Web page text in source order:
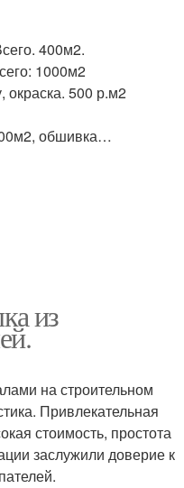
400м2.
1000м2
окраска. 500 р.м2
обшивка…
из
на строительном
Привлекательная
стоимость, простота
заслужили доверие к